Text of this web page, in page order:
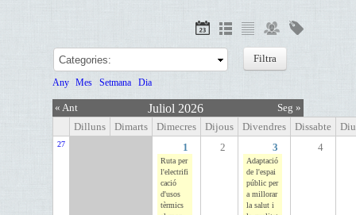
Categories:
Any Mes Setmana Dia
« Ant Juliol 2026
Seg »
Dilluns
Dimarts Dimecres Dijous Divendres Dissabte
27 1
Ruta per
l'electrifi
cació
d'usos
tèrmics
2 3
Adaptació
de l'espai
públic per
a millorar
la salut i
4